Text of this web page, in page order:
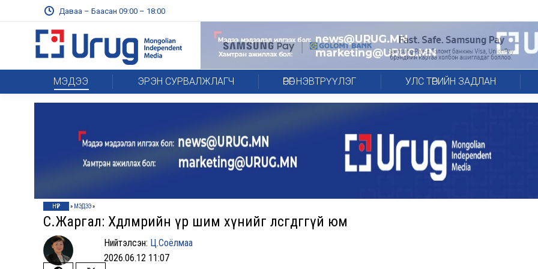
Даваа – Баасан 09:00 – 18:00
МЭДЭЭ ЭРЭН СУРВАЛЖЛАГЧ ӨРӨГ НЭВТРҮҮЛЭГ УЛС ТӨРИЙН ЗАДЛАН
НҮҮР » МЭДЭЭ»
С.Жаргал: Хөдөлмөрийн үр шим хүнийг өлсгөдөггүй юм
Нийтэлсэн: Ц.Соёлмаа
2026.06.12 11:07